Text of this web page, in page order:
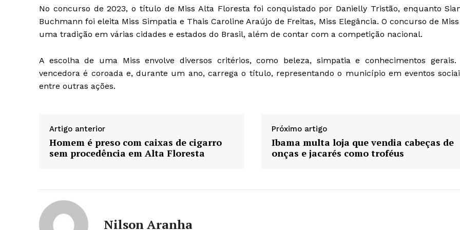
No concurso de 2023, o título de Miss Alta Floresta foi conquistado por Danielly Tristão, enquanto
Buchmann foi eleita Miss Simpatia e Thais Caroline Araújo de Freitas, Miss Elegância. O concurso de Miss
uma tradição em várias cidades e estados do Brasil, além de contar com a competição nacional.
A escolha de uma Miss envolve diversos critérios, como beleza, simpatia e conhecimentos gerais.
vencedora é coroada e, durante um ano, carrega o título, representando o município em eventos
entre outras ações.
Artigo anterior
Homem é preso com caixas de cigarro
sem procedência em Alta Floresta
Próximo artigo
Ibama multa loja que vendia cabeças de
onças e jacarés como troféus
Nilson Aranha